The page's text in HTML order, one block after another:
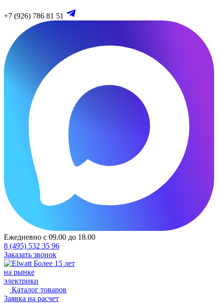
+7 (926) 786 81 51
Ежедневно с 09.00 до 18.00
8 (495) 532 35 96
Заказать звонок
Более 15 лет
на рынке
электрики
Каталог товаров
Заявка на расчет